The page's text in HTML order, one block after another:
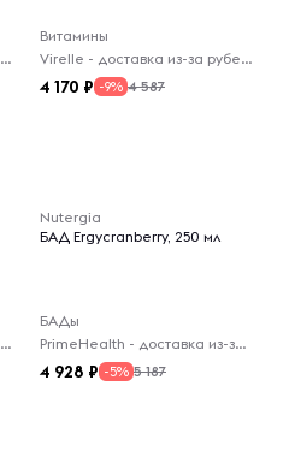
Virelle - доставка из-за рубежа
Витамины
Virelle - доставка из-за рубежа
4 170 -9% 4 587
Virelle - доставка из-за рубежа
Nutergia
БАД Ergycranberry, 250 мл
БАДы
PrimeHealth - доставка из-за рубежа
4 928 -5% 5 187